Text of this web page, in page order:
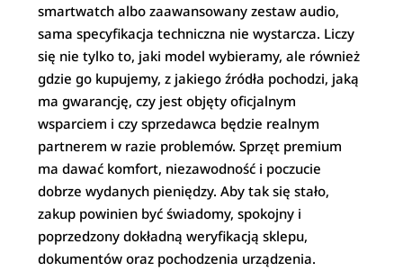
smartwatch albo zaawansowany zestaw audio,
sama specyfikacja techniczna nie wystarcza. Liczy
się nie tylko to, jaki model wybieramy, ale również
gdzie go kupujemy, z jakiego źródła pochodzi, jaką
ma gwarancję, czy jest objęty oficjalnym
wsparciem i czy sprzedawca będzie realnym
partnerem w razie problemów. Sprzęt premium
ma dawać komfort, niezawodność i poczucie
dobrze wydanych pieniędzy. Aby tak się stało,
zakup powinien być świadomy, spokojny i
poprzedzony dokładną weryfikacją sklepu,
dokumentów oraz pochodzenia urządzenia.